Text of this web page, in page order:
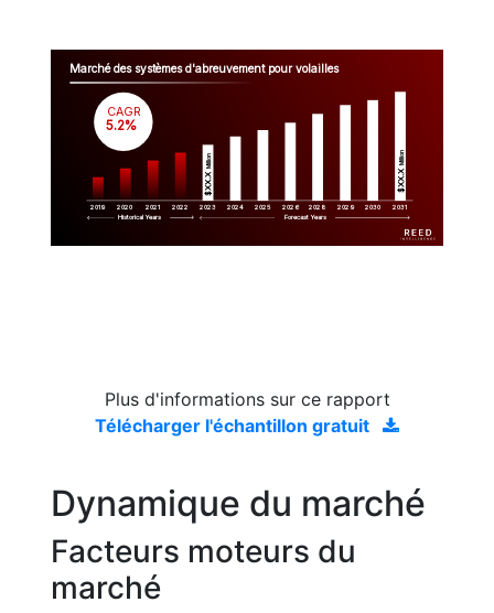
Marché des systèmes d'abreuvement pour volailles
2019 2020 2021 2022 2023 2024 2025 2026 2028 2029 2030 2031
$XX.X
Million
$XX.X
Million
CAGR
5.2%
Historical Years Forecast Years
Plus d'informations sur ce rapport
Télécharger l'échantillon gratuit
Dynamique du marché
Facteurs moteurs du
marché